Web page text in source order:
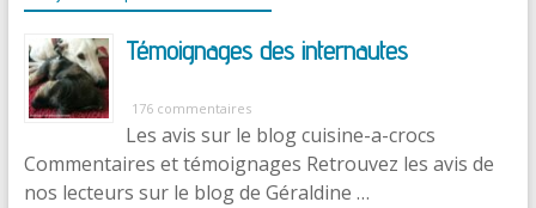
Témoignages des internautes
176 commentaires
Les avis sur le blog cuisine-a-crocs
Commentaires et témoignages Retrouvez les avis de
nos lecteurs sur le blog de Géraldine …